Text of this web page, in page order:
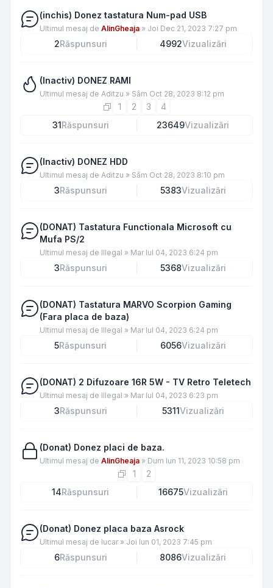
(inchis) Donez tastatura Num-pad USB
Ultimul mesaj de AlinGheaja » Joi Dec 21, 2023 7:27 pm
2Răspunsuri 4992Vizualizări
(Inactiv) DONEZ RAMI
Ultimul mesaj de Aditzu » Sâm Oct 28, 2023 8:12 pm
1 2 3
4
31Răspunsuri 23649Vizualizări
(Inactiv) DONEZ HDD
Ultimul mesaj de Aditzu » Sâm Oct 28, 2023 8:10 pm
3Răspunsuri 5383Vizualizări
(DONAT) Tastatura Functionala Microsoft cu
Mufa PS/2
Ultimul mesaj de Illegal » Mar Iul 04, 2023 6:24 pm
3Răspunsuri 5368Vizualizări
(DONAT) Tastatura MARVO Scorpion Gaming
(Fara placa de baza)
Ultimul mesaj de Illegal » Mar Iul 04, 2023 6:24 pm
5Răspunsuri 6056Vizualizări
(DONAT) 2 Difuzoare 16R 5W - TV Retro Teletech
Ultimul mesaj de Illegal » Mar Iul 04, 2023 6:23 pm
3Răspunsuri 5311Vizualizări
(Donat) Donez placi de baza.
Ultimul mesaj de AlinGheaja » Dum Iun 11, 2023 10:58 pm
1
2
14Răspunsuri 16675Vizualizări
(Donat) Donez placa baza Asrock
Ultimul mesaj de lucar » Joi Iun 01, 2023 7:45 pm
6Răspunsuri 8086Vizualizări